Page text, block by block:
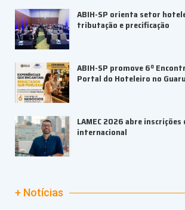
ABIH-SP orienta setor
tributação e precificação
ABIH-SP promove 6º
Portal do Hoteleiro no
LAMEC 2026 abre
internacional
+ Notícias